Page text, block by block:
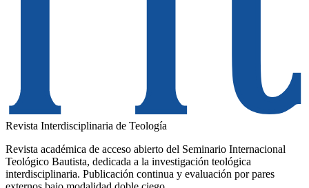
Revista Interdisciplinaria de Teología
Revista académica de acceso abierto del Seminario Internacional
Teológico Bautista, dedicada a la investigación teológica
interdisciplinaria. Publicación continua y evaluación por pares